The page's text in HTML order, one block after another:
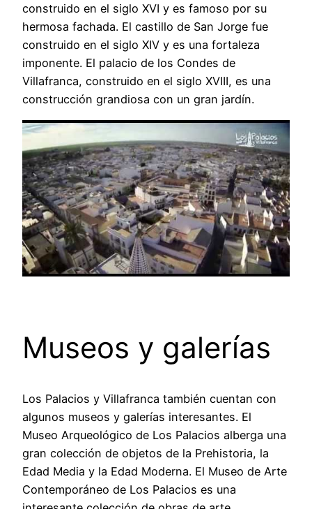
construido en el siglo XVI y es famoso por su
hermosa fachada. El castillo de San Jorge fue
construido en el siglo XIV y es una fortaleza
imponente. El palacio de los Condes de
Villafranca, construido en el siglo XVIII, es una
construcción grandiosa con un gran jardín.
Museos y galerías
Los Palacios y Villafranca también cuentan con
algunos museos y galerías interesantes. El
Museo Arqueológico de Los Palacios alberga una
gran colección de objetos de la Prehistoria, la
Edad Media y la Edad Moderna. El Museo de Arte
Contemporáneo de Los Palacios es una